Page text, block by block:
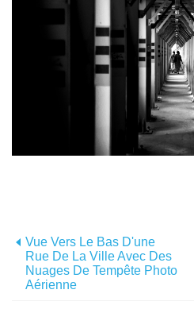
Vue Vers Le Bas D'une
Rue De La Ville Avec Des
Nuages ​​de Tempête Photo
Aérienne